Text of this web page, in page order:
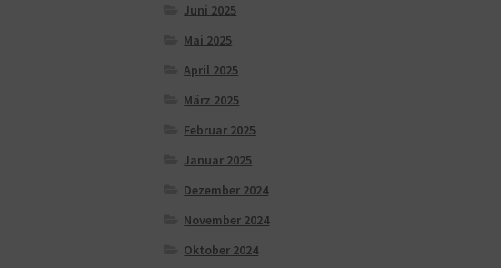
Juni 2025
Mai 2025
April 2025
März 2025
Februar 2025
Januar 2025
Dezember 2024
November 2024
Oktober 2024